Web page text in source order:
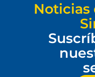
Noticias